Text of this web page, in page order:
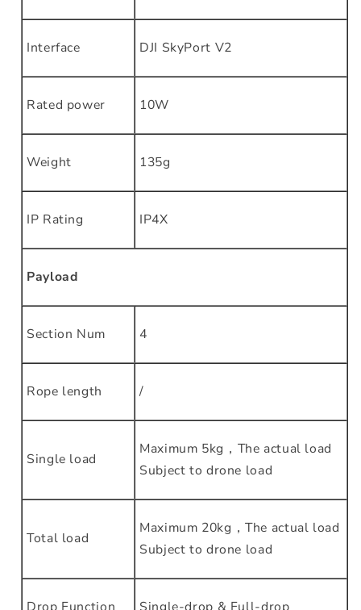
Interface DJI SkyPort V2
Rated power 10W
Weight 135g
IP Rating IP4X
Payload
Section Num 4
Rope length /
Single load
Maximum 5kg，The actual load
Subject to drone load
Total load
Maximum 20kg，The actual load
Subject to drone load